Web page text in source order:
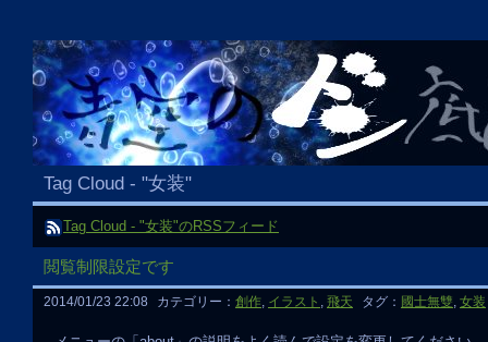
Tag Cloud - "女装"
Tag Cloud - "女装"のRSSフィード
閲覧制限設定です
2014/01/23 22:08 カテゴリー： 創作 イラスト 飛天 タグ： 國士無雙 女装